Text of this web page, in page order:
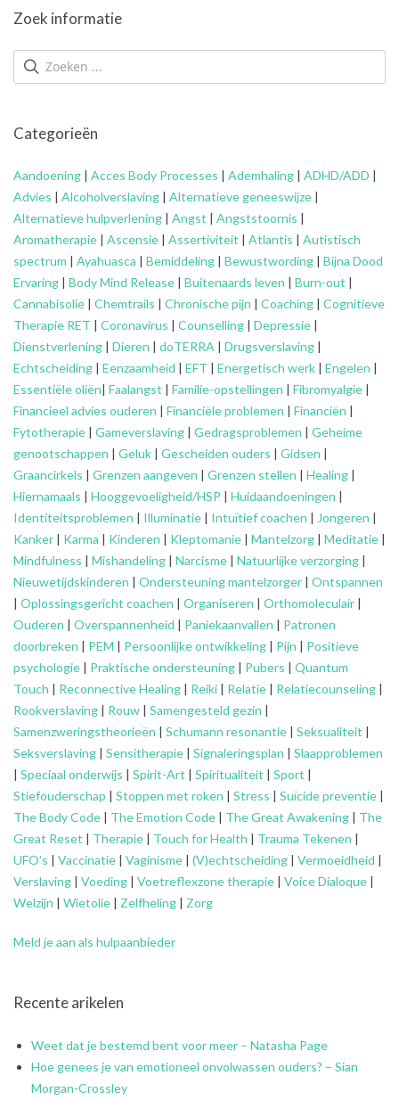
Zoek informatie
Categorieën
Aandoening | Acces Body Processes | Ademhaling | ADHD/ADD |
Advies | Alcoholverslaving | Alternatieve geneeswijze |
Alternatieve hulpverlening | Angst | Angststoornis |
Aromatherapie | Ascensie | Assertiviteit | Atlantis | Autistisch
spectrum | Ayahuasca | Bemiddeling | Bewustwording | Bijna Dood
Ervaring | Body Mind Release | Buitenaards leven | Burn-out |
Cannabisolie | Chemtrails | Chronische pijn | Coaching | Cognitieve
Therapie RET | Coronavirus | Counselling | Depressie |
Dienstverlening | Dieren | doTERRA | Drugsverslaving |
Echtscheiding | Eenzaamheid | EFT | Energetisch werk | Engelen |
Essentiële oliën| Faalangst | Familie-opstellingen | Fibromyalgie |
Financieel advies ouderen | Financiële problemen | Financiën |
Fytotherapie | Gameverslaving | Gedragsproblemen | Geheime
genootschappen | Geluk | Gescheiden ouders | Gidsen |
Graancirkels | Grenzen aangeven | Grenzen stellen | Healing |
Hiernamaals | Hooggevoeligheid/HSP | Huidaandoeningen |
Identiteitsproblemen | Illuminatie | Intuïtief coachen | Jongeren |
Kanker | Karma | Kinderen | Kleptomanie | Mantelzorg | Meditatie |
Mindfulness | Mishandeling | Narcisme | Natuurlijke verzorging |
Nieuwetijdskinderen | Ondersteuningmantelzorger | Ontspannen
| Oplossingsgericht coachen | Organiseren | Orthomoleculair |
Ouderen | Overspannenheid | Paniekaanvallen | Patronen
doorbreken | PEM | Persoonlijke ontwikkeling | Pijn | Positieve
psychologie | Praktische ondersteuning | Pubers | Quantum
Touch | Reconnective Healing | Reiki | Relatie | Relatiecounseling |
Rookverslaving | Rouw | Samengesteld gezin |
Samenzweringstheorieën | Schumann resonantie | Seksualiteit |
Seksverslaving | Sensitherapie | Signaleringsplan | Slaapproblemen
| Speciaal onderwijs | Spirit-Art | Spiritualiteit | Sport |
Stiefouderschap | Stoppen met roken | Stress | Suïcide preventie |
The Body Code | The Emotion Code | The Great Awakening | The
Great Reset | Therapie | Touch for Health | Trauma Tekenen |
UFO’s | Vaccinatie | Vaginisme | (V)echtscheiding | Vermoeidheid |
Verslaving | Voeding | Voetreflexzone therapie | Voice Dialoque |
Welzijn | Wietolie | Zelfheling | Zorg
Meld je aan als hulpaanbieder
Recente arikelen
Weet dat je bestemd bent voor meer – Natasha Page
Hoe genees je van emotioneel onvolwassen ouders? – Sian
Morgan-Crossley